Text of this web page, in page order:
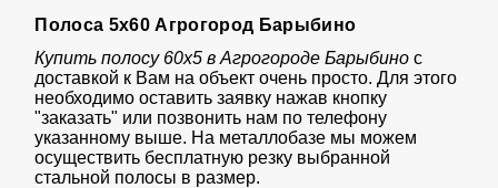
Полоса 5х60 Агрогород Барыбино
Купить полосу 60х5 в Агрогороде Барыбинос
доставкой к Вам на объект очень просто. Для этого
необходимо оставить заявку нажав кнопку
"заказать" или позвонить нам по телефону
указанному выше. На металлобазе мы можем
осуществить бесплатную резку выбранной
стальной полосы в размер.